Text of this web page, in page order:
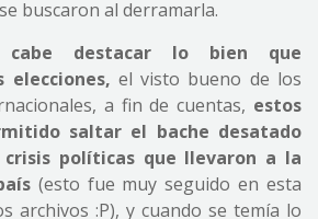
buscaron al derramarla.
cabe destacar lo bien que
elecciones, el visto bueno de los
a fin de cuentas, estos
saltar el bache desatado
políticas que llevaron a la
(esto fue muy seguido en esta
archivos :P), y cuando se temía lo